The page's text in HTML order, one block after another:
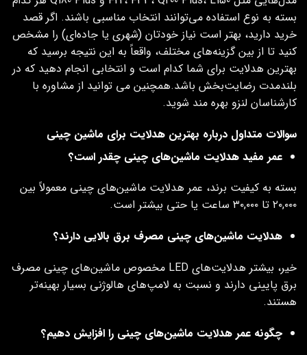
بسته به نوع استفاده می‌توانند انتخاب مناسبی باشند. اگر قصد
خرید دارید، بهتر است نیاز خودتان (شهری یا جاده‌ای) را مشخص
کنید تا از بین گزینه‌های مختلف، واقعاً به این نتیجه برسید که
بهترین هدلایت برای شما کدام است و انتخابی انجام دهید که در
بلندمدت رضایت‌بخش باشد.همچنین می توانید از مشاوره با
کارشناسان لنزو بهره مند شوید.
سوالات متداول درباره بهترین هدلایت برای ماشین چینی
عمر مفید هدلایت ماشین‌های چینی چقدر است؟
بسته به کیفیت برند، عمر هدلایت ماشین‌های چینی معمولاً بین
۲۰,۰۰۰ تا ۳۰,۰۰۰ ساعت یا حتی بیشتر است.
هدلایت ماشین‌های چینی مصرف برق بالایی دارند؟
خیر، بیشتر هدلایت‌های LED مخصوص ماشین‌های چینی مصرف
برق پایینی دارند و نسبت به لامپ‌های هالوژنی بسیار بهینه‌تر
هستند.
چگونه عمر هدلایت ماشین‌های چینی را افزایش دهیم؟